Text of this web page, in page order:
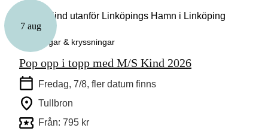
7 aug
Guidningar & kryssningar
Pop opp i topp med M/S Kind 2026
Fredag, 7/8, fler datum finns
Tullbron
Från: 795 kr